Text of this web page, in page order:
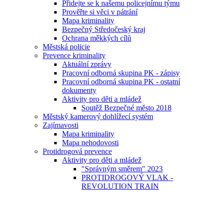
Přidejte se k našemu policejnímu týmu
Prověřte si věci v pátrání
Mapa kriminality
Bezpečný Středočeský kraj
Ochrana měkkých cílů
Městská policie
Prevence kriminality
Aktuální zprávy
Pracovní odborná skupina PK - zápisy
Pracovní odborná skupina PK - ostatní
dokumenty
Aktivity pro děti a mládež
Soutěž Bezpečné město 2018
Městský kamerový dohlížecí systém
Zajímavosti
Mapa kriminality
Mapa nehodovosti
Protidrogová prevence
Aktivity pro děti a mládež
"Správným směrem" 2023
PROTIDROGOVÝ VLAK -
REVOLUTION TRAIN